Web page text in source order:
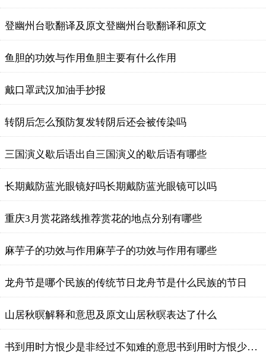
登幽州台歌翻译及原文登幽州台歌翻译和原文
鱼胆的功效与作用鱼胆主要有什么作用
戴口罩武汉加油手抄报
转阴后怎么预防复发转阴后还会被传染吗
三国演义歇后语出自三国演义的歇后语有哪些
长期戴防蓝光眼镜好吗长期戴防蓝光眼镜可以吗
重庆3月赏花路线推荐赏花的地点分别有哪些
麻芋子的功效与作用麻芋子的功效与作用有哪些
龙舟节是哪个民族的传统节日龙舟节是什么民族的节日
山居秋暝解释和意思及原文山居秋暝表达了什么
书到用时方恨少是非经过不知难的意思书到用时方恨少是非经过不知难什么意思